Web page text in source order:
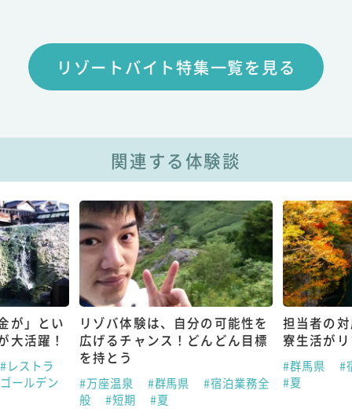
リゾートバイト特集一覧を見る
関連する体験談
が」とい
大活躍！
#レストラ
ールデン
リゾバ体験は、自分の可能性を
広げるチャンス！どんどん目標
を持とう
#万座温泉 #群馬県
#宿泊業務全
般
#短期 #夏
担当者の
寮生活が
#群馬県
#
#夏